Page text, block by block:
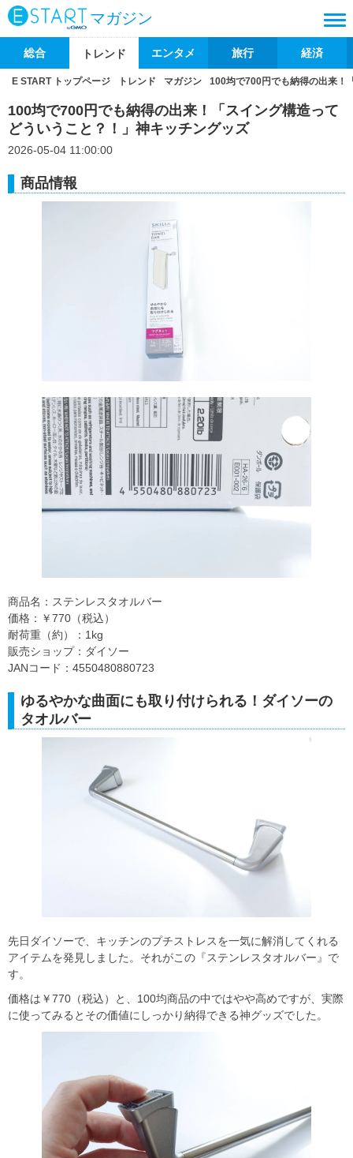
マガジン
総合 トレンド エンタメ 旅行 経済
E START トップページ トレンド マガジン 100均で700円でも納得の出来！
100均で700円でも納得の出来！「スイング構造って
どういうこと？！」神キッチングッズ
2026-05-04 11:00:00
商品情報
商品名：ステンレスタオルバー
価格：￥770（税込）
耐荷重（約）：1kg
販売ショップ：ダイソー
JANコード：4550480880723
ゆるやかな曲面にも取り付けられる！ダイソーの
タオルバー
先日ダイソーで、キッチンのプチストレスを一気に解消してくれる
アイテムを発見しました。それがこの『ステンレスタオルバー』で
す。
価格は￥770（税込）と、100均商品の中ではやや高めですが、実際
に使ってみるとその価値にしっかり納得できる神グッズでした。